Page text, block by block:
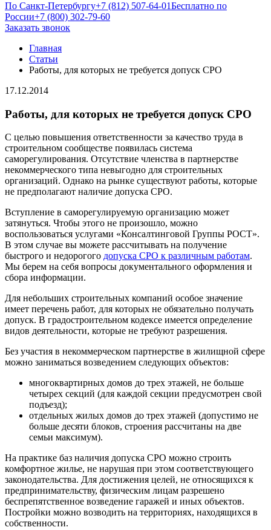
По Санкт-Петербургу+7 (812) 507-64-01Бесплатно по
России+7 (800) 302-79-60
Заказать звонок
Главная
Статьи
Работы, для которых не требуется допуск СРО
17.12.2014
Работы, для которых не требуется допуск СРО
С целью повышения ответственности за качество труда в
строительном сообществе появилась система
саморегулирования. Отсутствие членства в партнерстве
некоммерческого типа невыгодно для строительных
организаций. Однако на рынке существуют работы, которые
не предполагают наличие допуска СРО.
Вступление в саморегулируемую организацию может
затянуться. Чтобы этого не произошло, можно
воспользоваться услугами «Консалтинговой Группы РОСТ».
В этом случае вы можете рассчитывать на получение
быстрого и недорогого допуска СРО к различным работам.
Мы берем на себя вопросы документального оформления и
сбора информации.
Для небольших строительных компаний особое значение
имеет перечень работ, для которых не обязательно получать
допуск. В градостроительном кодексе имеется определение
видов деятельности, которые не требуют разрешения.
Без участия в некоммерческом партнерстве в жилищной сфере
можно заниматься возведением следующих объектов:
многоквартирных домов до трех этажей, не больше
четырех секций (для каждой секции предусмотрен свой
подъезд);
отдельных жилых домов до трех этажей (допустимо не
больше десяти блоков, строения рассчитаны на две
семьи максимум).
На практике баз наличия допуска СРО можно строить
комфортное жилье, не нарушая при этом соответствующего
законодательства. Для достижения целей, не относящихся к
предпринимательству, физическим лицам разрешено
беспрепятственное возведение гаражей и иных объектов.
Постройки можно возводить на территориях, находящихся в
собственности.